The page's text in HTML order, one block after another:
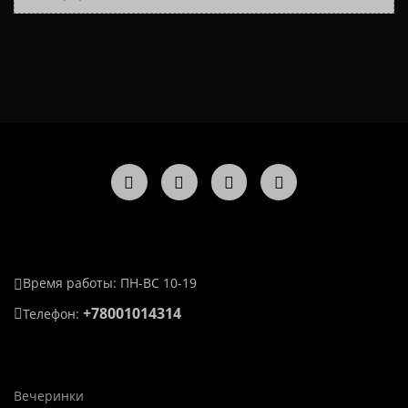
Время работы: ПН-ВС 10-19
Телефон: +78001014314
Вечеринки